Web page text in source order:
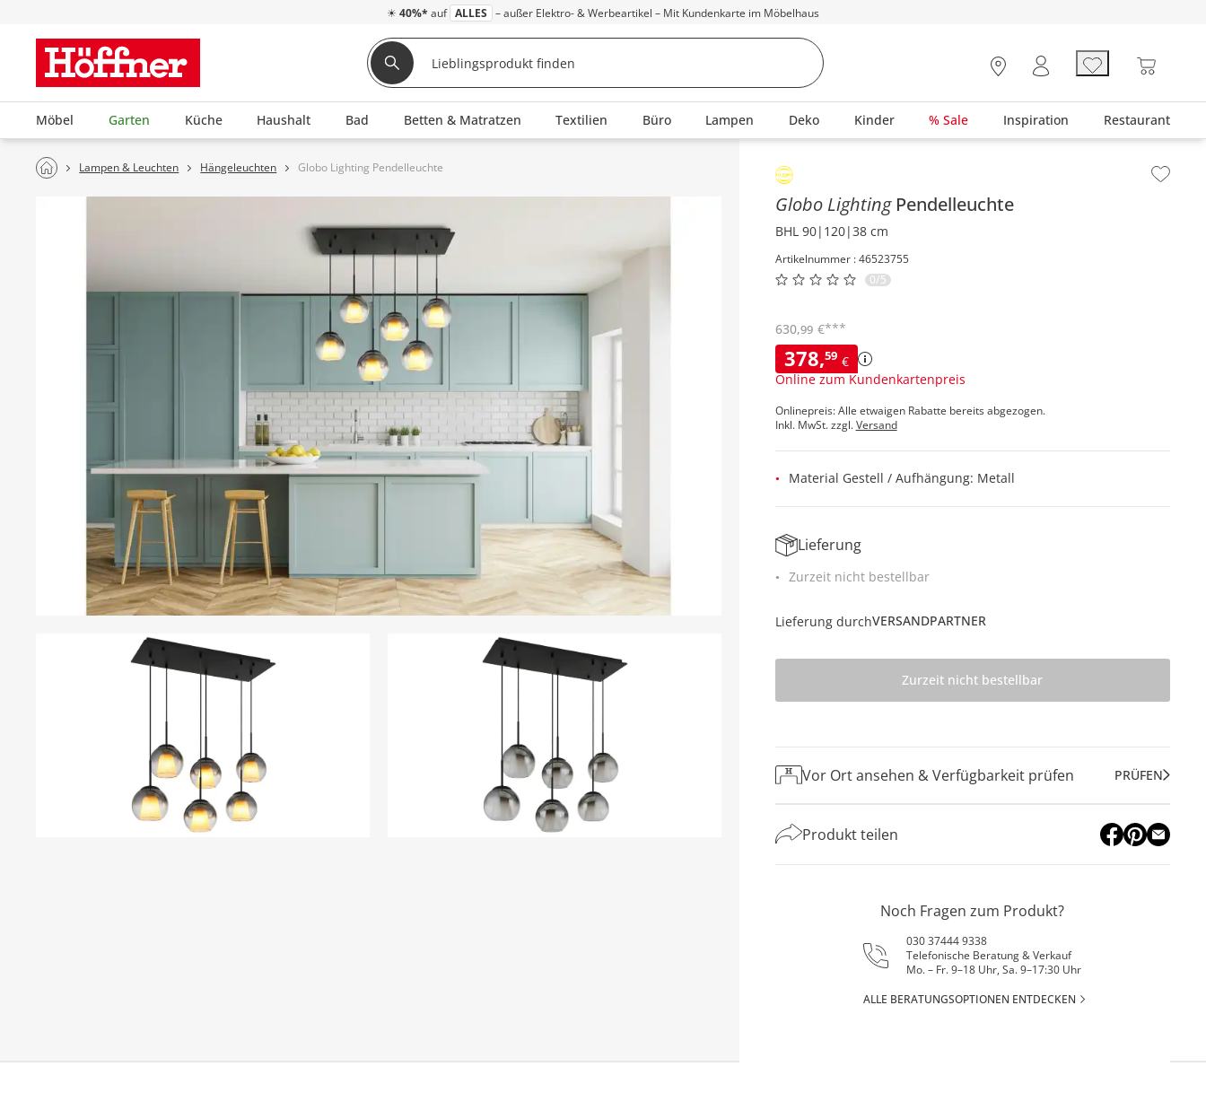
☀ 40%* auf ALLES – außer Elektro- & Werbeartikel – Mit Kundenkarte im Möbelhaus
Möbel Garten Küche Haushalt Bad Betten & Matratzen Textilien Büro Lampen Deko Kinder % Sale Inspiration Restaurant
Lampen & Leuchten Hängeleuchten Globo Lighting Pendelleuchte Inhalt der Seitenleiste überspringen - Zum Seitenende
Globo Lighting Pendelleuchte
BHL 90|120|38 cm
Artikelnummer : 46523755
0/5
378,59 €
Online zum Kundenkartenpreis
630,99 €***
Onlinepreis: Alle etwaigen Rabatte bereits abgezogen.
Inkl. MwSt. zzgl.Versand
Material Gestell / Aufhängung: Metall
Lieferung
Zurzeit nicht bestellbar
Lieferung durchVERSANDPARTNER
Zurzeit nicht bestellbar
Vor Ort ansehen & Verfügbarkeit prüfen PRÜFEN
Produkt teilen
Noch Fragen zum Produkt?
030 37444 9338
Telefonische Beratung & Verkauf
Mo. – Fr. 9–18 Uhr, Sa. 9–17:30 Uhr
ALLE BERATUNGSOPTIONEN ENTDECKEN